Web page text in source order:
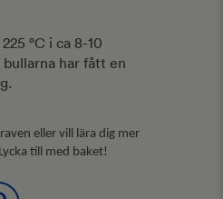
°C i ca 8-10
har fått en
eller vill lära dig mer
till med baket!